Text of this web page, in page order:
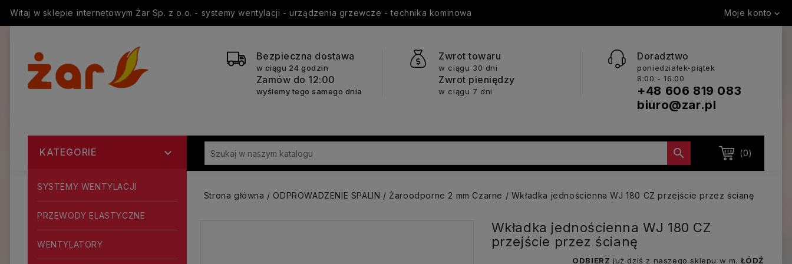
Witaj w sklepie internetowym Żar Sp. z o.o. - systemy wentylacji - urządzenia grzewcze - technika kominowa Moje konto 
Bezpieczna dostawa
w ciągu 24 godzin
Zamów do 12:00
wyślemy tego samego dnia
Zwrot towaru
w ciągu 30 dni
Zwrot pieniędzy
w ciągu 7 dni
Doradztwo
poniedziałek-piątek
8:00 - 16:00
+48 606 819 083
biuro@zar.pl
(0)

KATEGORIE 
SYSTEMY WENTYLACJI
PRZEWODY ELASTYCZNE
WENTYLATORY
Strona główna ODPROWADZENIE SPALIN Żaroodporne 2 mm Czarne Wkładka jednościenna WJ 180 CZ przejście przez ścianę
Wkładka jednościenna WJ 180 CZ
przejście przez ścianę
ODBIERZ już dziś z naszego sklepu w m. ŁÓDŹ